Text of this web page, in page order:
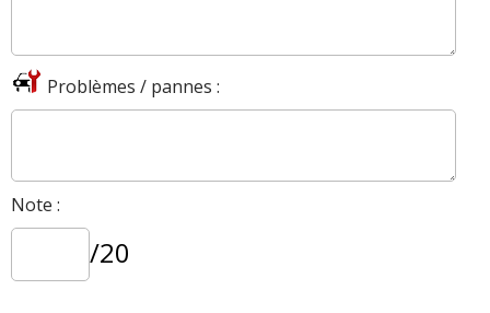
Problèmes / pannes :
Note :
/20